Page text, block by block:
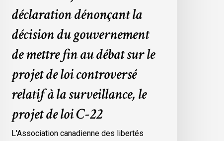
projet
controversé
relatif
surveillance,
déclaration dénonçant la
décision du gouvernement
de mettre fin au débat sur le
projet de loi controversé
relatif à la surveillance, le
projet de loi C-22
L'Association canadienne des libertés